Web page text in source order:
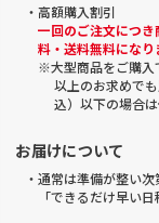
・高額購入割引
一回のご注文につ
料・送料無料になり
※大型商品をご購入
以上のお求めで
込）以下の場合
お届けについて
・通常は準備が整い
「できるだけ早い